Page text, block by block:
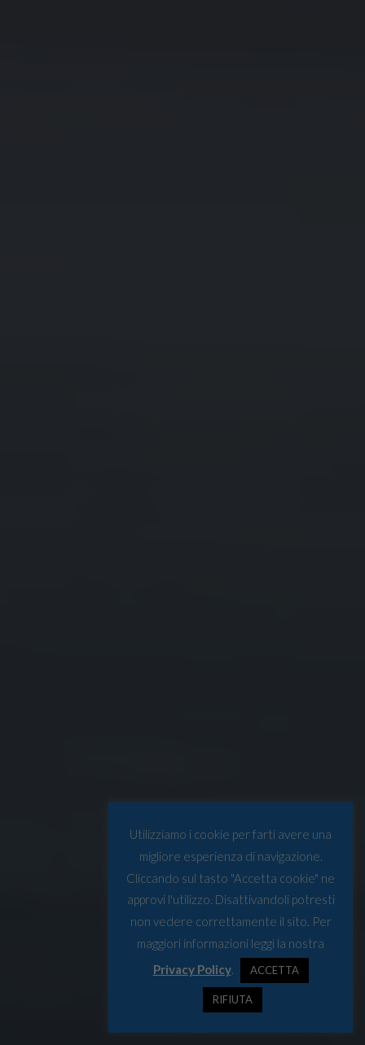
Utilizziamo i cookie per farti avere una
migliore esperienza di navigazione.
Cliccando sul tasto "Accetta cookie" ne
approvi l'utilizzo. Disattivandoli potresti
non vedere correttamente il sito. Per
maggiori informazioni leggi la nostra
Privacy Policy. ACCETTA
RIFIUTA